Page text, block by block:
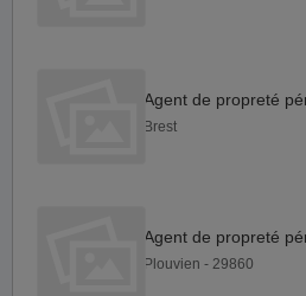
Brest
Plouvien - 29860